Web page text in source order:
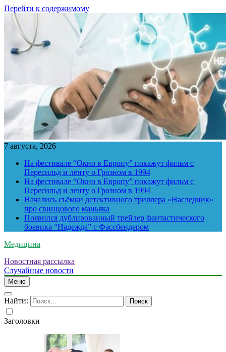
Перейти к содержимому
7 августа, 2026
На фестивале “Окно в Европу” покажут фильм с
Пересильд и ленту о Грозном в 1994
На фестивале “Окно в Европу” покажут фильм с
Пересильд и ленту о Грозном в 1994
Начались съёмки детективного триллера «Наследник»
про свинцового маньяка
Появился дублированный трейлер фантастического
боевика “Надежда” с Фассбендером
Медицина
Новостная рассылка
Случайные новости
Меню
Найти:
Заголовки